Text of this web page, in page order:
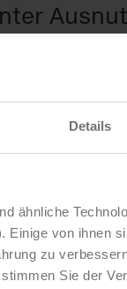
Details
ähnliche
von ihnen
zu
stimmen Sie der